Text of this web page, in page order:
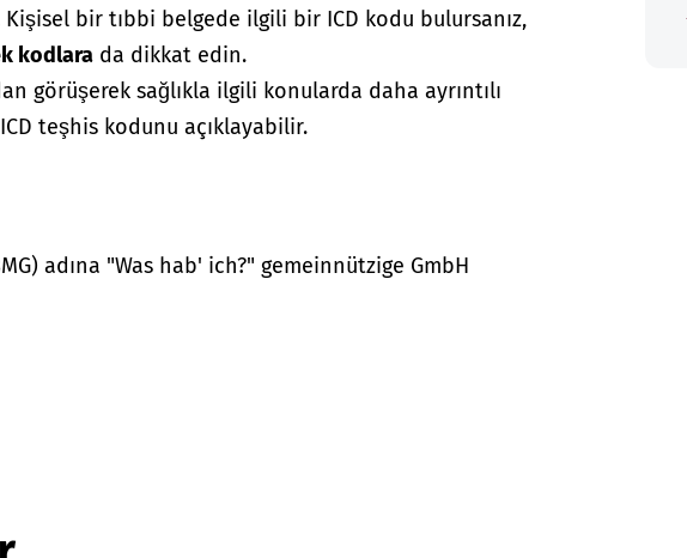
bir tıbbi belgede ilgili bir ICD kodu bulursanız,
kodlara da dikkat edin.
görüşerek sağlıkla ilgili konularda daha ayrıntılı
teşhis kodunu açıklayabilir.
adına "Was hab' ich?" gemeinnützige GmbH